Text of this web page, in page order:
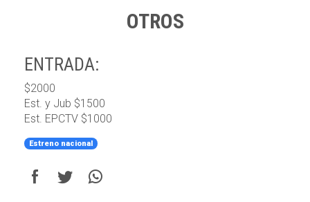
OTROS
ENTRADA:
$2000
Est. y Jub $1500
Est. EPCTV $1000
Estreno nacional